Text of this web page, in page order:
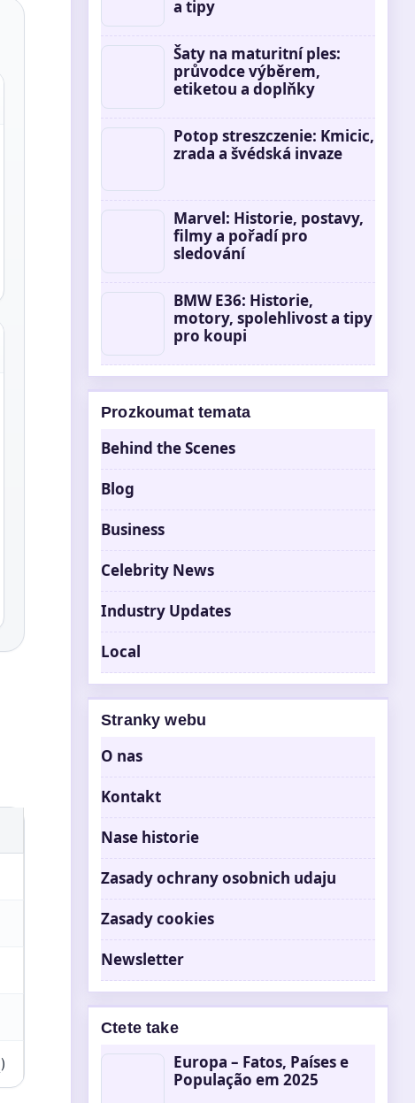
)
a tipy
Šaty na maturitní ples:
průvodce výběrem,
etiketou a doplňky
Potop streszczenie: Kmicic,
zrada a švédská invaze
Marvel: Historie, postavy,
filmy a pořadí pro
sledování
BMW E36: Historie,
motory, spolehlivost a tipy
pro koupi
Prozkoumat temata
Behind the Scenes
Blog
Business
Celebrity News
Industry Updates
Local
Stranky webu
O nas
Kontakt
Nase historie
Zasady ochrany osobnich udaju
Zasady cookies
Newsletter
Ctete take
Europa – Fatos, Países e
População em 2025